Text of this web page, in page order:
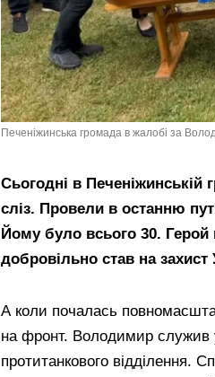
Печеніжинська громада в жалобі за
Сьогодні в
сліз. Провели в останню
Йому було всього 30. Герой
добровільно став на захист
А коли почалась
на фронт. Володимир служив
протитанкового відділення.